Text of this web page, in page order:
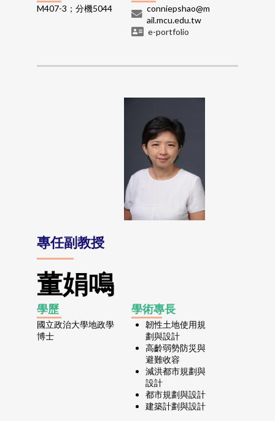
M407-3；分機5044
conniepshao@m
ail.mcu.edu.tw
e-portfolio
專任副教授
董娟鳴
學歷
國立政治大學地政學
博士
學術專長
韌性土地使用規
劃與設計
高齡弱勢防災與
避難收容
減洪都市規劃與
設計
都市規劃與設計
建築計劃與設計